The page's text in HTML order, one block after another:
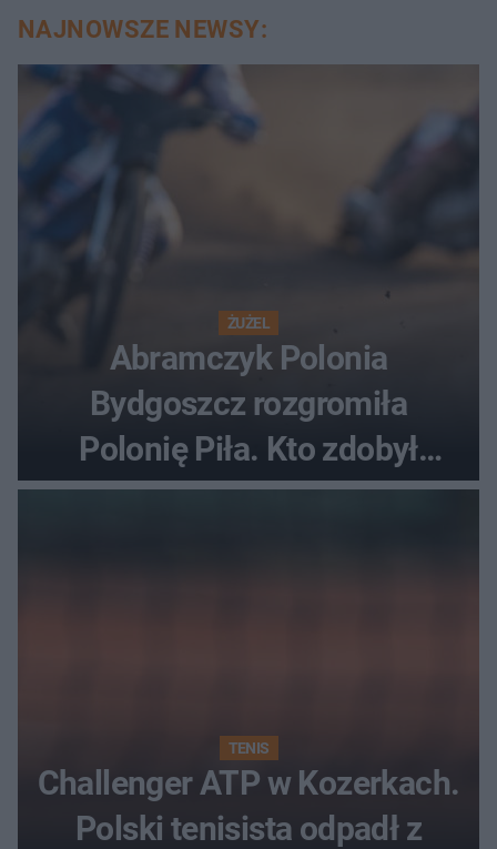
NAJNOWSZE NEWSY:
ŻUŻEL
Abramczyk Polonia
Bydgoszcz rozgromiła
Polonię Piła. Kto zdobył
najwięcej punktów?
TENIS
Challenger ATP w Kozerkach.
Polski tenisista odpadł z